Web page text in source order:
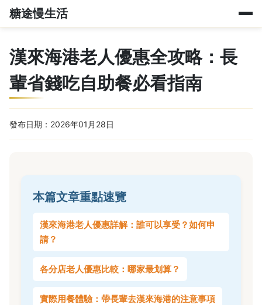
糖途慢生活
漢來海港老人優惠全攻略：長
輩省錢吃自助餐必看指南
發布日期：2026年01月28日
本篇文章重點速覽
漢來海港老人優惠詳解：誰可以享受？如何申
請？
各分店老人優惠比較：哪家最划算？
實際用餐體驗：帶長輩去漢來海港的注意事項